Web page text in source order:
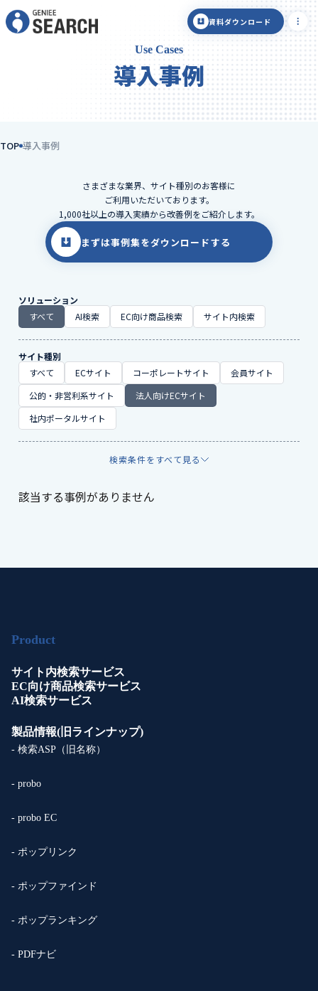
資料ダウンロード
Use Cases
導入事例
TOP 導入事例
さまざまな業界、サイト種別のお客様に
ご利用いただいております。
1,000社以上の導入実績から改善例をご紹介します。
まずは事例集をダウンロードする
ソリューション
すべて
AI検索 EC向け商品検索 サイト内検索
サイト種別
すべて
ECサイト コーポレートサイト
会員サイト
公的・非営利系サイト
法人向けECサイト
社内ポータルサイト
検索条件をすべて見る
該当する事例がありません
Product
サイト内検索サービス
EC向け商品検索サービス
AI検索サービス
製品情報(旧ラインナップ)
- 検索ASP（旧名称）
- probo
- probo EC
- ポップリンク
- ポップファインド
- ポップランキング
- PDFナビ